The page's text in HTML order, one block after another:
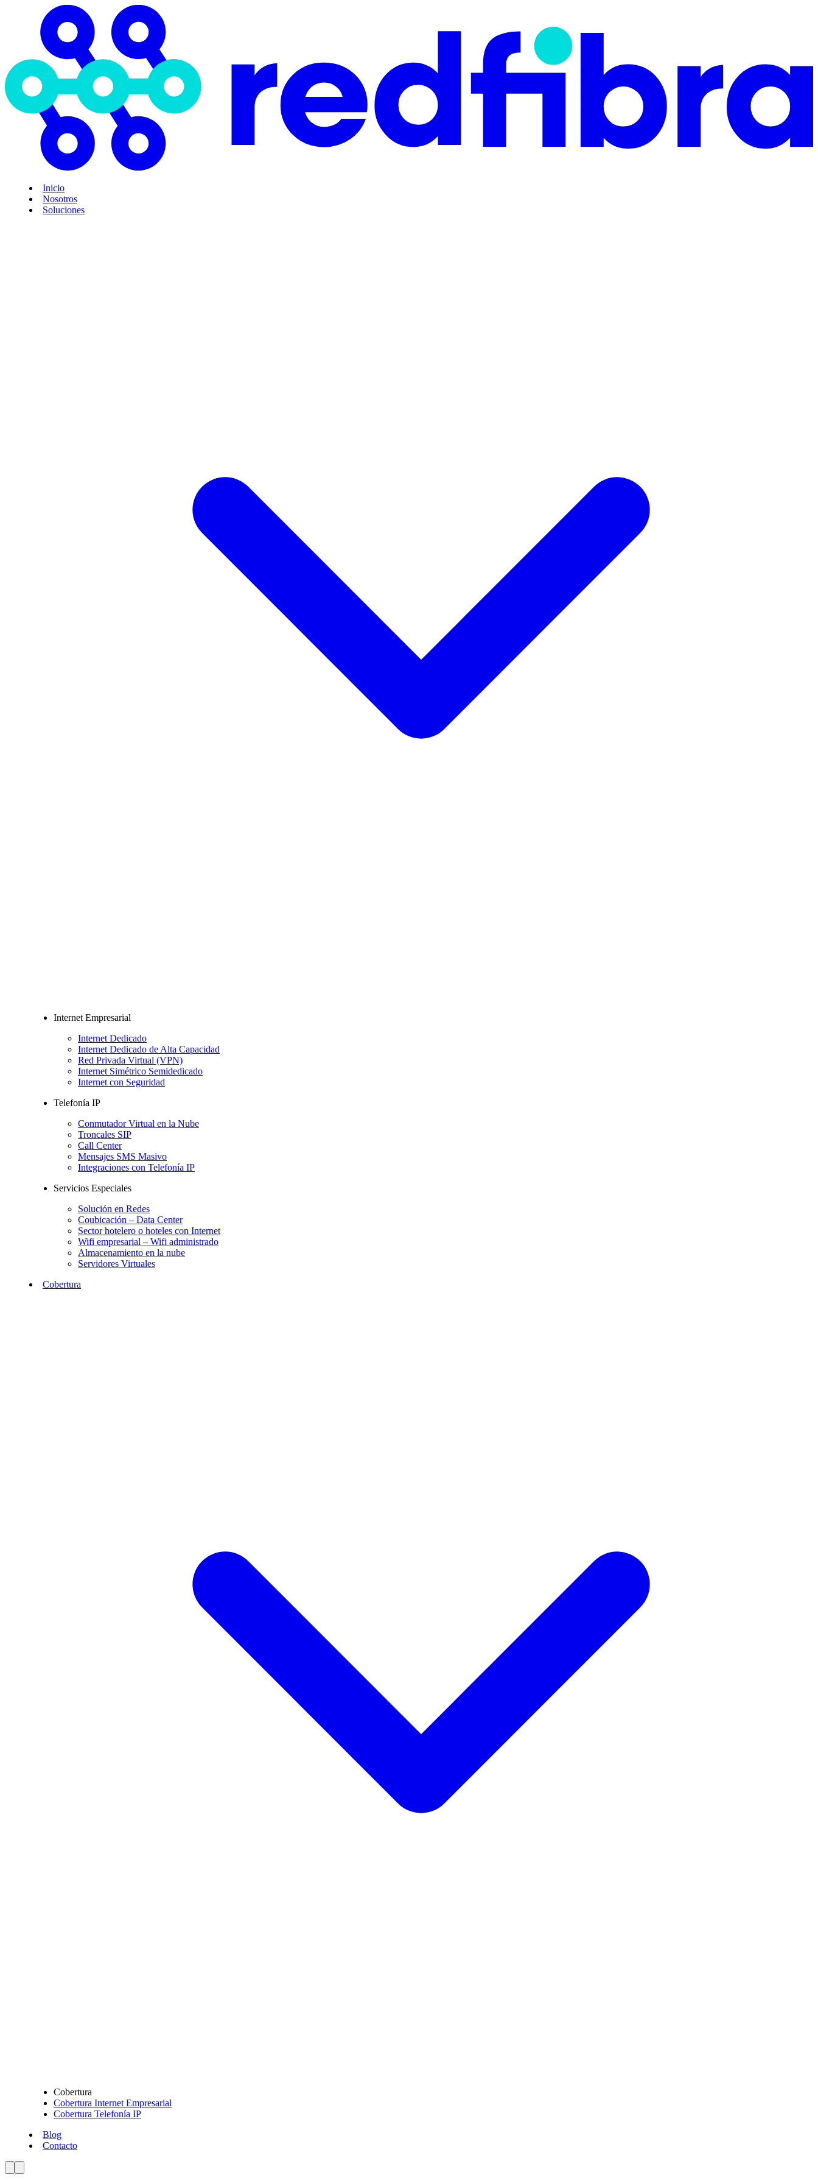
Inicio
Nosotros
Soluciones
Internet Empresarial
Internet Dedicado
Internet Dedicado de Alta Capacidad
Red Privada Virtual (VPN)
Internet Simétrico Semidedicado
Internet con Seguridad
Telefonía IP
Conmutador Virtual en la Nube
Troncales SIP
Call Center
Mensajes SMS Masivo
Integraciones con Telefonía IP
Servicios Especiales
Solución en Redes
Coubicación – Data Center
Sector hotelero o hoteles con Internet
Wifi empresarial – Wifi administrado
Almacenamiento en la nube
Servidores Virtuales
Cobertura
Cobertura
Cobertura Internet Empresarial
Cobertura Telefonía IP
Blog
Contacto